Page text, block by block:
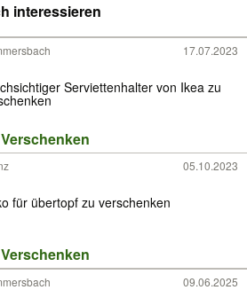
interessieren
17.07.2023
Serviettenhalter von Ikea zu
05.10.2023
für übertopf zu verschenken
09.06.2025